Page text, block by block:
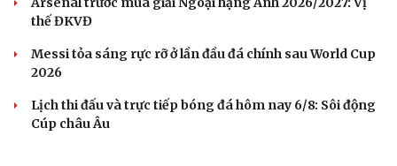
thế ĐKVĐ
Messi tỏa sáng rực rỡ ở lần đầu đá chính sau World Cup
2026
Lịch thi đấu và trực tiếp bóng đá hôm nay 6/8: Sôi động
Cúp châu Âu